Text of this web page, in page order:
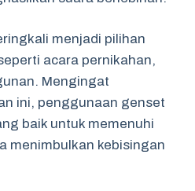
menjadi pilihan
acara pernikahan,
Mengingat
ini, penggunaan genset
baik untuk memenuhi
menimbulkan kebisingan